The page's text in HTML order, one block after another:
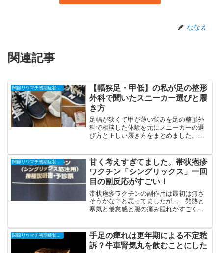
ななえ
関連記事
【幅狭足・甲低】の私が足の整形
外科で聞いたスニーカー選びと履
き方
足幅が狭くて甲が薄い悩みを足の整形外
科で相談した体験を元にスニーカーの選
び方と正しい履き方をまとめました。ニ
ら解説。スニーカー選びで困っている
方、疲れにくい足のために。
関節リウマチ初期症状と治療の全記録
甘く考えすぎてました。帯状疱疹
ワクチン「シングリックス」一回
目の副反応がすごい！
帯状疱疹ワクチンの副作用は最初は無さ
そうかな？と思ってましたが… 発熱と
寒気と倦怠感と腕の痛み腫れがすごく
す。起きてられません。これほど強烈と
は思ってなかった。ものすごい...
関節リウマチ初期症状と治療の全記録
手足の痺れは更年期による不定愁
訴？牛車腎気丸を飲むことにした